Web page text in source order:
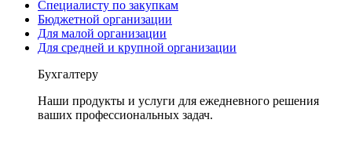
Специалисту по закупкам
Бюджетной организации
Для малой организации
Для средней и крупной организации
Бухгалтеру
Наши продукты и услуги для ежедневного решения
ваших профессиональных задач.